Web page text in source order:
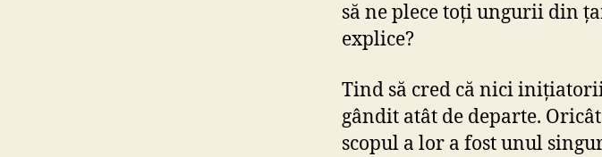
să ne plece toți ungurii din
explice?
Tind să cred că nici
gândit atât de departe.
scopul a lor a fost unul